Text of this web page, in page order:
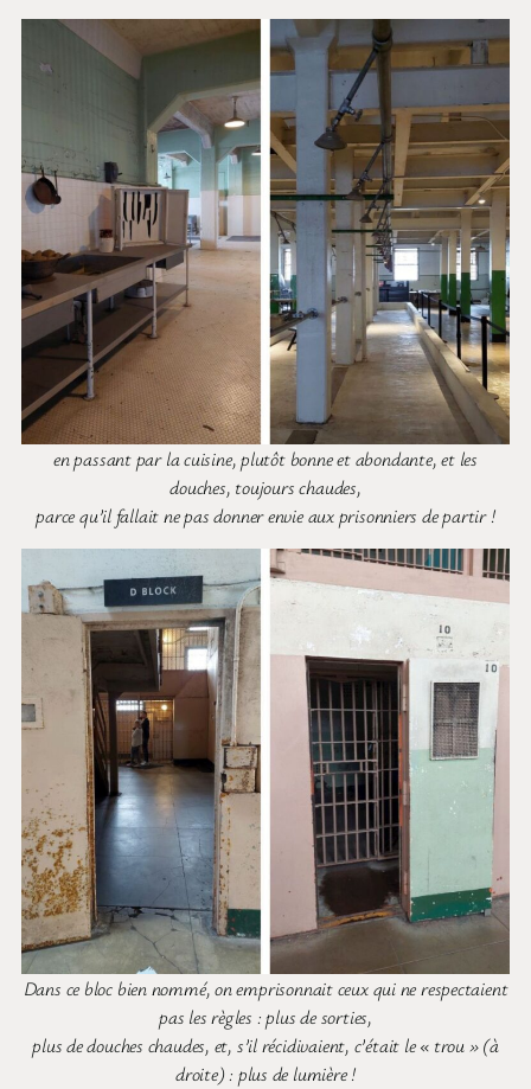
en passant par la cuisine, plutôt bonne et abondante, et les
douches, toujours chaudes,
parce qu’il fallait ne pas donner envie aux prisonniers de partir !
Dans ce bloc bien nommé, on emprisonnait ceux qui ne respectaient
pas les règles : plus de sorties,
plus de douches chaudes, et, s’il récidivaient, c’était le « trou » (à
droite) : plus de lumière !